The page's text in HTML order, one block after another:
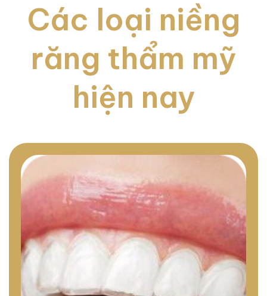
Các loại niềng
răng thẩm mỹ
hiện nay